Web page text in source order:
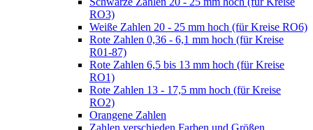
RO3)
Weiße Zahlen 20 - 25 mm hoch (für Kreise RO6)
Rote Zahlen 0,36 - 6,1 mm hoch (für Kreise
R01-87)
Rote Zahlen 6,5 bis 13 mm hoch (für Kreise
RO1)
Rote Zahlen 13 - 17,5 mm hoch (für Kreise
RO2)
Orangene Zahlen
Zahlen verschieden Farben und Größen